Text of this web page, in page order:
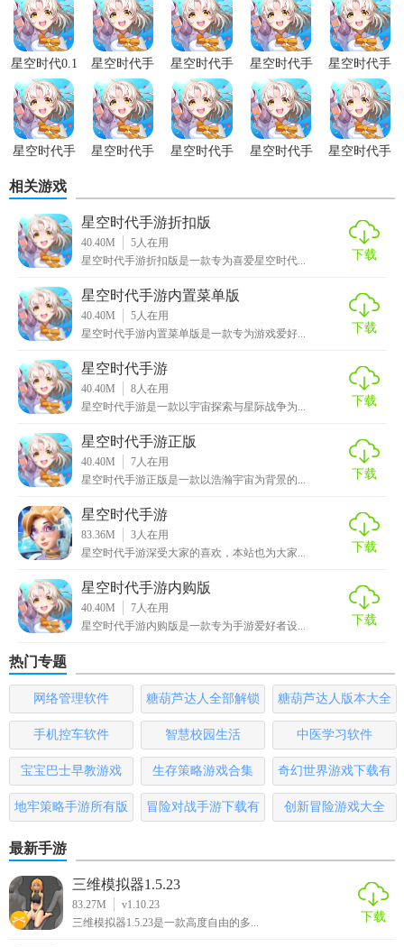
1. 探索策略：在探索新星球时，先利用扫描仪了解星球资源
分布，再制定探索路线。
2. 资源管理：合理分配资源，优先升级关键设施，如飞船、
武器和防御系统。
3. 外交与战争：与其他玩家或NPC保持良好的外交关系，避
免不必要的冲突；同时，也要准备好应对战争。
升战斗效率。
【星空时代手游中文版内容】
1. 多样化星球：包含多种类型的星球，如沙漠、雪地、森林
等，每个星球都有独特的生态和生物。
2. 丰富剧情：包含多个章节和故事情节，玩家可以通过完成
任务逐步揭开宇宙的秘密。
性能。
4. 社交功能：支持聊天、组队、联盟等功能，增强玩家间的
互动。
【星空时代手游中文版用法】
1. 下载安装：在官方网站或应用商店下载并安装游戏。
2. 创建角色：选择角色性别、外观和名称，创建角色。
3. 进入游戏：选择游戏模式（单人或多人），开始探索宇
宙。
星空时代0.1
折版
星空时代手
游正版
星空时代手
游官方正版
星空时代手
游内置菜单
版
星空时代手
游纯净版
星空时代手
星空时代手
星空时代手
星空时代手
星空时代手
相关游戏
星空时代手游折扣版
40.40M 5人在用
星空时代手游折扣版是一款专为喜爱星空时代...
下载
星空时代手游内置菜单版
40.40M 5人在用
星空时代手游内置菜单版是一款专为游戏爱好...
下载
星空时代手游
40.40M 8人在用
星空时代手游是一款以宇宙探索与星际战争为...
下载
星空时代手游正版
40.40M 7人在用
星空时代手游正版是一款以浩瀚宇宙为背景的...
下载
星空时代手游
83.36M 3人在用
星空时代手游深受大家的喜欢，本站也为大家...
下载
星空时代手游内购版
40.40M 7人在用
星空时代手游内购版是一款专为手游爱好者设...
下载
热门专题
网络管理软件
糖葫芦达人全部解锁
版
糖葫芦达人版本大全
手机控车软件 智慧校园生活 中医学习软件
宝宝巴士早教游戏 生存策略游戏合集
奇幻世界游戏下载有
哪些
地牢策略手游所有版
冒险对战手游下载有
创新冒险游戏大全
最新手游
三维模拟器1.5.23
83.27M
v1.10.23
三维模拟器1.5.23是一款高度自由的多...
下载